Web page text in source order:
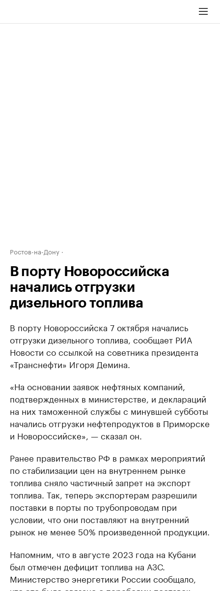
Ростов-на-Дону
В порту Новороссийска
начались отгрузки
дизельного топлива
В порту Новороссийска 7 октября начались
отгрузки дизельного топлива, сообщает РИА
Новости со ссылкой на советника президента
«Транснефти» Игоря Демина.
«На основании заявок нефтяных компаний,
подтвержденных в министерстве, и деклараций
на них таможенной службы с минувшей субботы
начались отгрузки нефтепродуктов в Приморске
и Новороссийске», — сказал он.
Ранее правительство РФ в рамках мероприятий
по стабилизации цен на внутреннем рынке
топлива сняло частичный запрет на экспорт
топлива. Так, теперь экспортерам разрешили
поставки в порты по трубопроводам при
условии, что они поставляют на внутренний
рынок не менее 50% произведенной продукции.
Напомним, что в августе 2023 года на Кубани
был отмечен дефицит топлива на АЗС.
Министерство энергетики России сообщало,